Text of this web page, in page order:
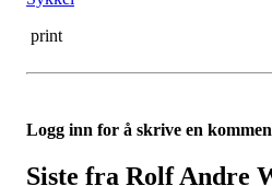
print
Logg inn for å skrive en
Siste fra Rolf Andre